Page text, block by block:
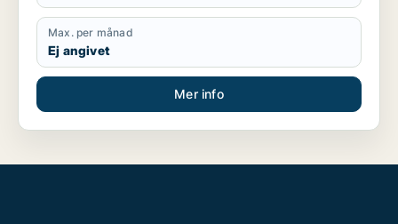
Max. per månad
Ej angivet
Mer info